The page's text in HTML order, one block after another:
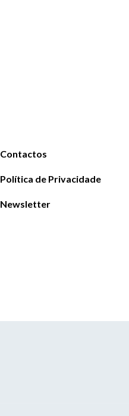
Contactos
Política de Privacidade
Newsletter